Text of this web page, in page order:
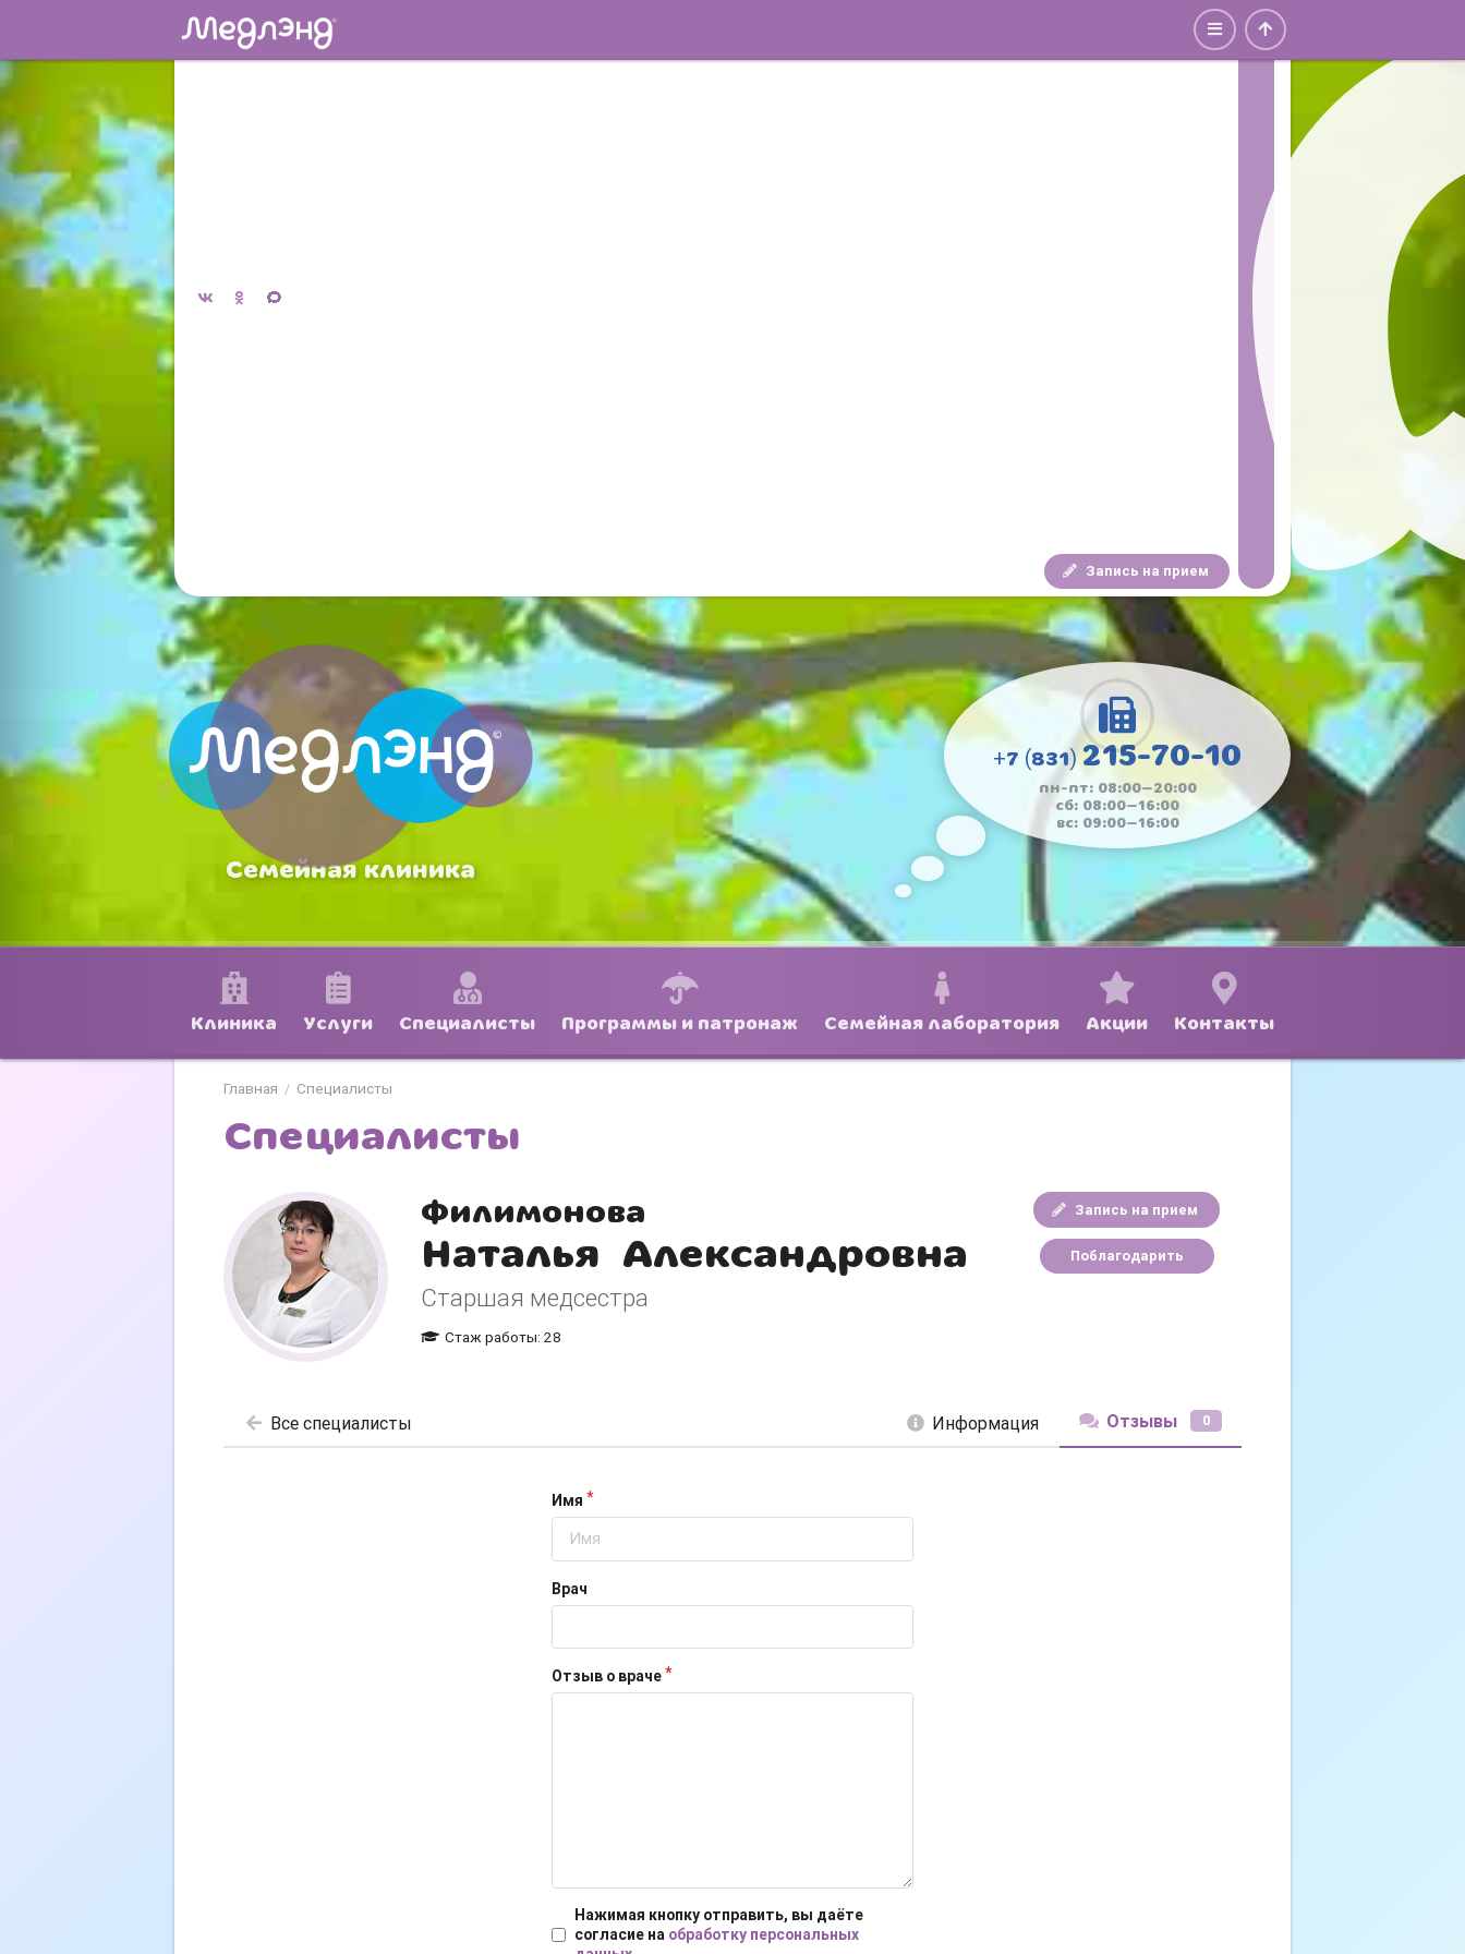
Запись на прием
Семейная клиника
+7 (831)215-70-10
пн-пт: 08:00—20:00
сб: 08:00—16:00
вс: 09:00—16:00
Клиника Услуги Специалисты Программы и патронаж Семейная лаборатория Акции Контакты
Главная / Специалисты
Специалисты
Филимонова
Наталья Александровна
Старшая медсестра
Стаж работы: 28
Запись на прием
Поблагодарить
Все специалисты Информация Отзывы 0
Имя
Врач
Отзыв о враче
Нажимая кнопку отправить, вы даёте
согласие на обработку персональных
Боль и дискомфорт — не норма!
- последствия травм, растяжений или ушибов?
- сутулость, неправильная осанка?